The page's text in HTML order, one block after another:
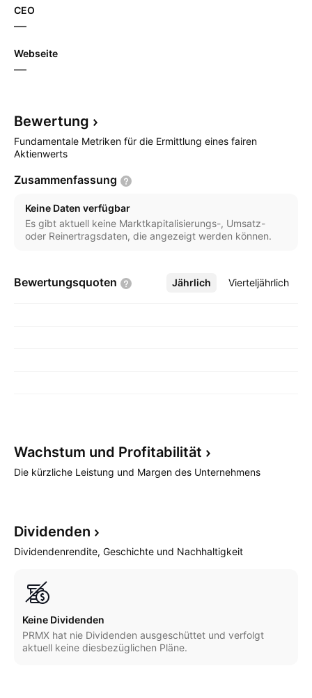
CEO
—
Webseite
—
Bewertung
Fundamentale Metriken für die Ermittlung eines fairen
Aktienwerts
Zusammenfassung
Keine Daten verfügbar
Es gibt aktuell keine Marktkapitalisierungs-, Umsatz-
oder Reinertragsdaten, die angezeigt werden können.
Bewertungsquoten Jährlich Vierteljährlich
Mehr
Wachstum und Profitabilität
Die kürzliche Leistung und Margen des Unternehmens
Dividenden
Dividendenrendite, Geschichte und Nachhaltigkeit
Keine Dividenden
PRMX hat nie Dividenden ausgeschüttet und verfolgt
aktuell keine diesbezüglichen Pläne.